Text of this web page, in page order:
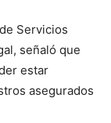
Servicios
señaló que
estar
asegurados